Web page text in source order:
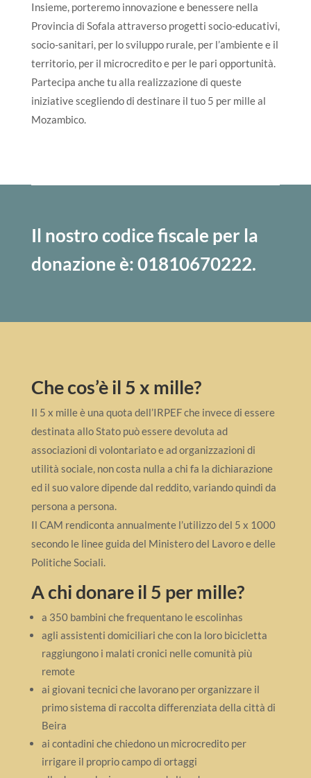
Insieme, porteremo innovazione e benessere nella
Provincia di Sofala attraverso progetti socio-educativi,
socio-sanitari, per lo sviluppo rurale, per l’ambiente e il
territorio, per il microcredito e per le pari opportunità.
Partecipa anche tu alla realizzazione di queste
iniziative scegliendo di destinare il tuo 5 per mille al
Mozambico.
Il nostro codice fiscale per la
donazione è: 01810670222.
Che cos’è il 5 x mille?
Il 5 x mille è una quota dell’IRPEF che invece di essere
destinata allo Stato può essere devoluta ad
associazioni di volontariato e ad organizzazioni di
utilità sociale, non costa nulla a chi fa la dichiarazione
ed il suo valore dipende dal reddito, variando quindi da
persona a persona.
Il CAM rendiconta annualmente l’utilizzo del 5 x 1000
secondo le linee guida del Ministero del Lavoro e delle
Politiche Sociali.
A chi donare il 5 per mille?
a 350 bambini che frequentano le escolinhas
agli assistenti domiciliari che con la loro bicicletta
raggiungono i malati cronici nelle comunità più
remote
ai giovani tecnici che lavorano per organizzare il
primo sistema di raccolta differenziata della città di
Beira
ai contadini che chiedono un microcredito per
irrigare il proprio campo di ortaggi